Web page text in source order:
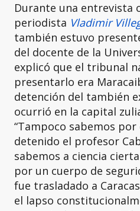
Durante una entrevista
periodista Vladimir
también estuvo
del docente de la
explicó que el tribunal
presentarlo era
detención del también
ocurrió en la capital
“Tampoco sabemos
detenido el profesor
sabemos a ciencia
por un cuerpo de
fue trasladado a
el lapso